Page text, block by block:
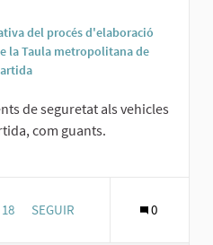
del procés d'elaboració
la Taula metropolitana de
de seguretat als vehicles
com guants.
Transport privat
18 18 SEGUIDORAS
SEGUIR 0